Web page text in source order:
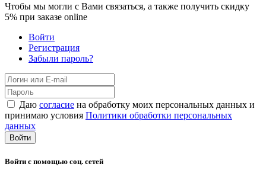
Чтобы мы могли с Вами связаться, а также получить скидку
5% при заказе online
Войти
Регистрация
Забыли пароль?
Даю согласие на обработку моих персональных данных и
принимаю условия Политики обработки персональных
данных
Войти
Войти с помощью соц. сетей